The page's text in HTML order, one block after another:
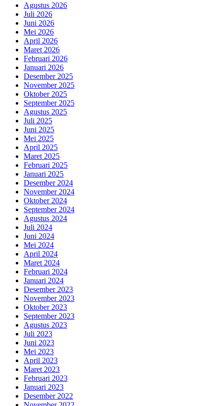
Agustus 2026
Juli 2026
Juni 2026
Mei 2026
April 2026
Maret 2026
Februari 2026
Januari 2026
Desember 2025
November 2025
Oktober 2025
September 2025
Agustus 2025
Juli 2025
Juni 2025
Mei 2025
April 2025
Maret 2025
Februari 2025
Januari 2025
Desember 2024
November 2024
Oktober 2024
September 2024
Agustus 2024
Juli 2024
Juni 2024
Mei 2024
April 2024
Maret 2024
Februari 2024
Januari 2024
Desember 2023
November 2023
Oktober 2023
September 2023
Agustus 2023
Juli 2023
Juni 2023
Mei 2023
April 2023
Maret 2023
Februari 2023
Januari 2023
Desember 2022